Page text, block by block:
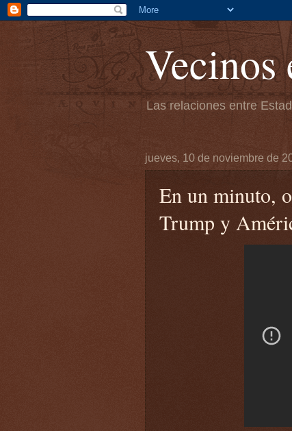
Las relaciones entre
jueves, 10 de noviembre de
En un minuto,
Trump y